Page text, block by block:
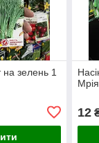
зелень 1
12